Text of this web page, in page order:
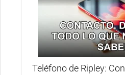
Teléfono de Ripley: